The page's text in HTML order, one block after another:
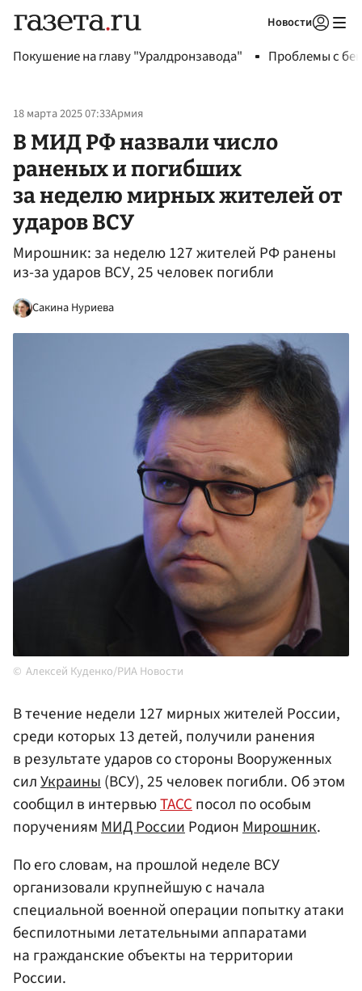
Новости
Покушение на главу "Уралдронзавода" Проблемы с
18 марта 2025 07:33Армия
В МИД РФ назвали число
раненых и погибших
за неделю мирных жителей от
ударов ВСУ
Мирошник: за неделю 127 жителей РФ ранены
из-за ударов ВСУ, 25 человек погибли
Сакина Нуриева
Алексей Куденко/РИА Новости
В течение недели 127 мирных жителей России,
среди которых 13 детей, получили ранения
в результате ударов со стороны Вооруженных
силУкраины(ВСУ), 25 человек погибли. Об этом
сообщил в интервьюТАССпосол по особым
поручениямМИД РоссииРодионМирошник.
По его словам, на прошлой неделе ВСУ
организовали крупнейшую с начала
специальной военной операции попытку атаки
беспилотными летательными аппаратами
на гражданские объекты на территории
России.